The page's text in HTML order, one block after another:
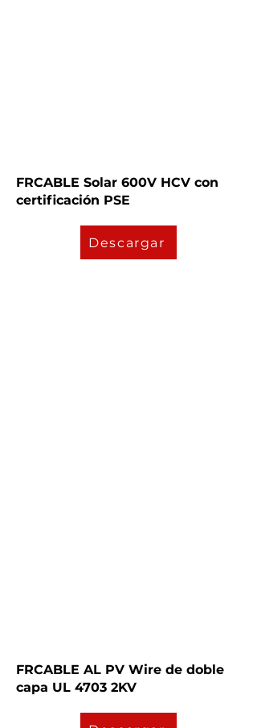
FRCABLE Solar 600V HCV con
certificación PSE
Descargar
FRCABLE AL PV Wire de doble
capa UL 4703 2KV